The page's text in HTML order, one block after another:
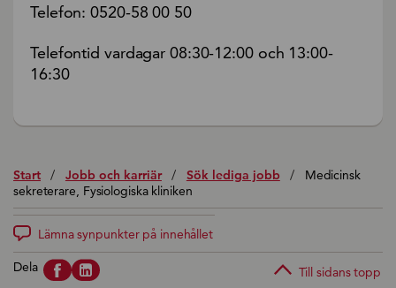
Telefon: 0520-58 00 50
Telefontid vardagar 08:30-12:00 och 13:00-
16:30
Start / Jobb och karriär / Sök lediga jobb /
Medicinsk
sekreterare, Fysiologiska kliniken
Lämna synpunkter på innehållet
Dela Till sidans topp